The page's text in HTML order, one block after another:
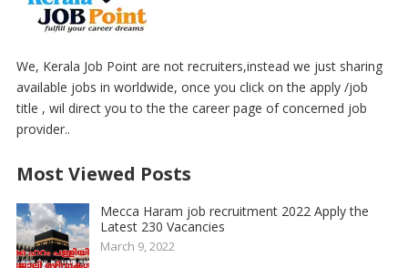
We, Kerala Job Point are not recruiters,instead we just sharing
available jobs in worldwide, once you click on the apply /job
title , wil direct you to the the career page of concerned job
provider..
Most Viewed Posts
Mecca Haram job recruitment 2022 Apply the
Latest 230 Vacancies
March 9, 2022